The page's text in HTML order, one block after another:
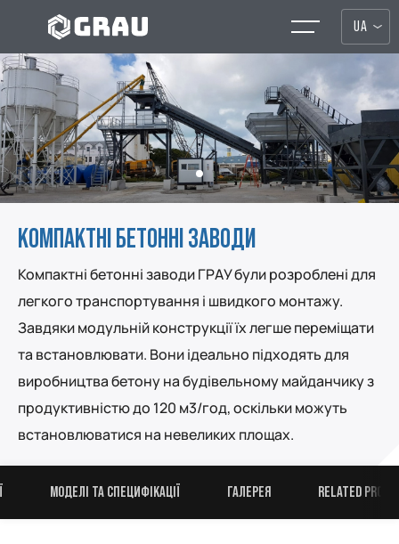
UA
КОМПАКТНІ БЕТОННІ ЗАВОДИ
Компактні бетонні заводи ГРАУ були розроблені для
легкого транспортування і швидкого монтажу.
Завдяки модульній конструкції їх легше переміщати
та встановлювати. Вони ідеально підходять для
виробництва бетону на будівельному майданчику з
продуктивністю до 120 м3/год, оскільки можуть
встановлюватися на невеликих площах.
МОДЕЛІ ТА СПЕЦИФІКАЦІЇ ГАЛЕРЕЯ RELATED